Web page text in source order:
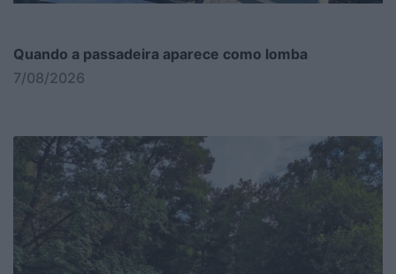
Quando a passadeira aparece como lomba
7/08/2026